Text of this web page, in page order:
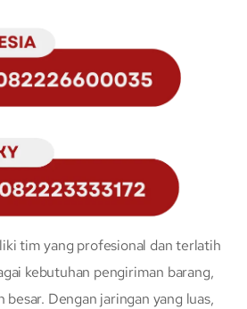
tim yang profesional dan terlatih
kebutuhan pengiriman barang,
besar. Dengan jaringan yang luas,